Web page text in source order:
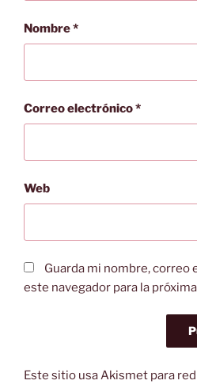
Nombre*
Correo electrónico*
Web
Guarda mi nombre, correo
este navegador para la
Este sitio usa Akismet para